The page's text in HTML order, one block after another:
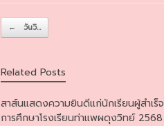
Post navigation
← วันวิ…
Related Posts
สาส์นแสดงความยินดีแก่นักเรียนผู้สำเร็จ
การศึกษาโรงเรียนท่าแพผดุงวิทย์ 2568